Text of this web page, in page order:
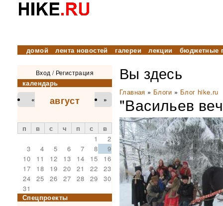
домой лента новостей галереи лекции бюджетные
Вход / Регистрация
календарь
август
« »
п в с ч п с
в
1
2
3
4 5 6 7 8
9
10
11 12 13 14 15
16
17
18 19 20 21 22
23
24
25 26 27 28 29
30
31
Спецпроекты
Вы здесь
Главная » Блоги » Блог hike.ru
"Васильев